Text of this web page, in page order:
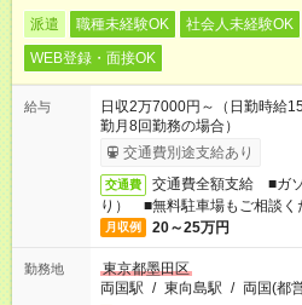
派遣 職種未経験OK 社会人未経験OK
WEB登録・面接OK
給与
日収2万7000円～（日勤時給
勤月8回勤務の場合）
交通費別途支給あり
交通費
交通費全額支給 ■ガ
り） ■無料駐車場もご相談く
月収例 20～25万円
勤務地
東京都墨田区
両国駅 / 東向島駅 / 両国(都